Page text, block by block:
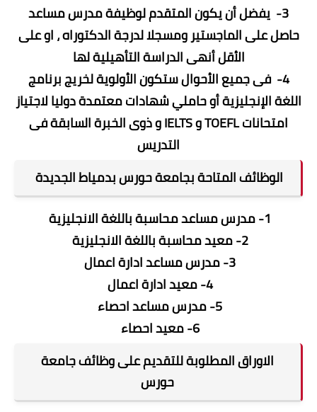
3- يفضل أن يكون المتقدم لوظيفة مدرس مساعد
حاصل على الماجستير ومسجلا لدرجة الدكتوراه ، او على
الأقل أنهى الدراسة التأهيلية لها
4- فى جميع الأحوال ستكون الأولوية لخريج برنامج
اللغة الإنجليزية أو حاملي شهادات معتمدة دوليا لاجتياز
امتحانات TOEFL و IELTS و ذوى الخبرة السابقة فى
التدريس
الوظائف المتاحة بجامعة حورس بدمياط الجديدة
1- مدرس مساعد محاسبة باللغة الانجليزية
2- معيد محاسبة باللغة الانجليزية
3- مدرس مساعد ادارة اعمال
4- معيد ادارة اعمال
5- مدرس مساعد احصاء
6- معيد احصاء
الاوراق المطلوبة للتقديم على وظائف جامعة
حورس